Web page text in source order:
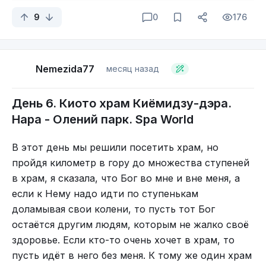
престижном месте. С консьержем соединялись
Все двери на замках, которые открываются
набора кода. Один код на входную дверь и
второй на дверь номера. Номер был делюкс. Они
душ и туалет. Видимо из-за этого он так и
назывался, ибо остальные номера были с общим
душем или общими туалетом и душем. В номере
стояла большая двухярусная кровать и диван.
Нижний ярус был двуспальным. Одна стена была
вообще никак не оформлена – просто бетонные
блоки, ровные чистые, с какими-то стрёмными
отверстиями. Также в номере был повешен
Миньоны.
Мир Марио оформлен небольшим парком и в
9 0 176
Nemezida77 месяц назад
День 6. Киото храм Киёмидзу-дэра.
Нара - Олений парк. Spa World
В этот день мы решили посетить храм, но
пройдя километр в гору до множества ступеней
в храм, я сказала, что Бог во мне и вне меня, а
если к Нему надо идти по ступенькам
доламывая свои колени, то пусть тот Бог
остаётся другим людям, которым не жалко своё
здоровье. Если кто-то очень хочет в храм, то
пусть идёт в него без меня. К тому же один храм